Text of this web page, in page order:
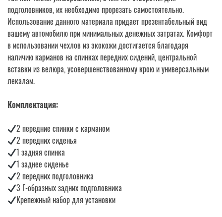
подголовников, их необходимо прорезать самостоятельно.
Использование данного материала придает презентабельный вид
вашему автомобилю при минимальных денежных затратах. Комфорт
в использовании чехлов из экокожи достигается благодаря
наличию карманов на спинках передних сидений, центральной
вставки из велюра, усовершенствованному крою и универсальным
лекалам.
Комплектация:
2 передние спинки с карманом
2 передних сиденья
1 задняя спинка
1 заднее сиденье
2 передних подголовника
3 Г-образных задних подголовника
Крепежный набор для установки